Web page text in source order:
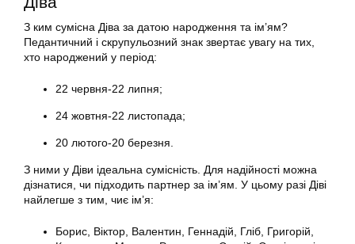
З ким сумісна Діва за датою народження та ім’ям?
Педантичний і скрупульозний знак звертає увагу на тих,
хто народжений у період:
22 червня-22 липня;
24 жовтня-22 листопада;
20 лютого-20 березня.
З ними у Діви ідеальна сумісність. Для надійності можна
дізнатися, чи підходить партнер за ім’ям. У цьому разі Діві
найлегше з тим, чиє ім’я:
Борис, Віктор, Валентин, Геннадій, Гліб, Григорій,